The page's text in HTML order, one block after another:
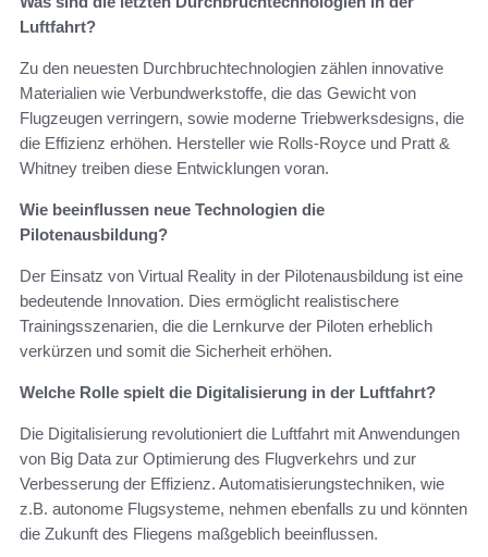
Luftfahrt?
Zu den neuesten Durchbruchtechnologien zählen innovative
Materialien wie Verbundwerkstoffe, die das Gewicht von
Flugzeugen verringern, sowie moderne Triebwerksdesigns, die
die Effizienz erhöhen. Hersteller wie Rolls-Royce und Pratt &
Whitney treiben diese Entwicklungen voran.
Wie beeinflussen neue Technologien die
Pilotenausbildung?
Der Einsatz von Virtual Reality in der Pilotenausbildung ist eine
bedeutende Innovation. Dies ermöglicht realistischere
Trainingsszenarien, die die Lernkurve der Piloten erheblich
verkürzen und somit die Sicherheit erhöhen.
Welche Rolle spielt die Digitalisierung in der Luftfahrt?
Die Digitalisierung revolutioniert die Luftfahrt mit Anwendungen
von Big Data zur Optimierung des Flugverkehrs und zur
Verbesserung der Effizienz. Automatisierungstechniken, wie
z.B. autonome Flugsysteme, nehmen ebenfalls zu und könnten
die Zukunft des Fliegens maßgeblich beeinflussen.